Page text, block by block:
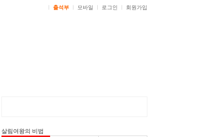
출석부 모바일 로그인 회원가입
살림여왕의 비법